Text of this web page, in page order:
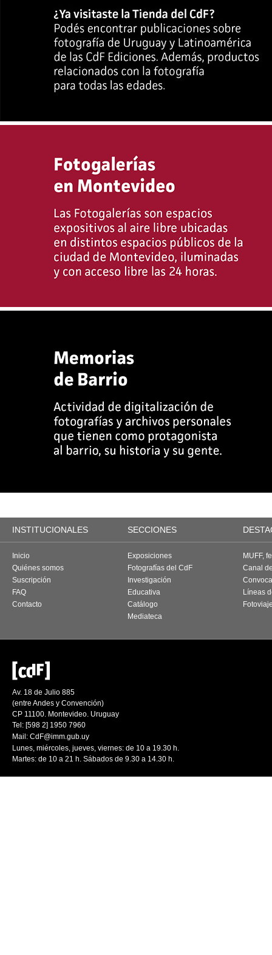
INSTITUCIONALES SECCIONES
Inicio
Quiénes somos
Suscripción
FAQ
Contacto
Exposiciones
Fotografías del CdF
Investigación
Educativa
Catálogo
Mediateca
MUFF,
Canal
Líneas
Av. 18 de Julio 885
(entre Andes y Convención)
CP 11100. Montevideo. Uruguay
Tel: [598 2] 1950 7960
Mail: CdF@imm.gub.uy
Lunes, miércoles, jueves, viernes: de 10 a 19.30 h.
Martes: de 10 a 21 h. Sábados de 9.30 a 14.30 h.